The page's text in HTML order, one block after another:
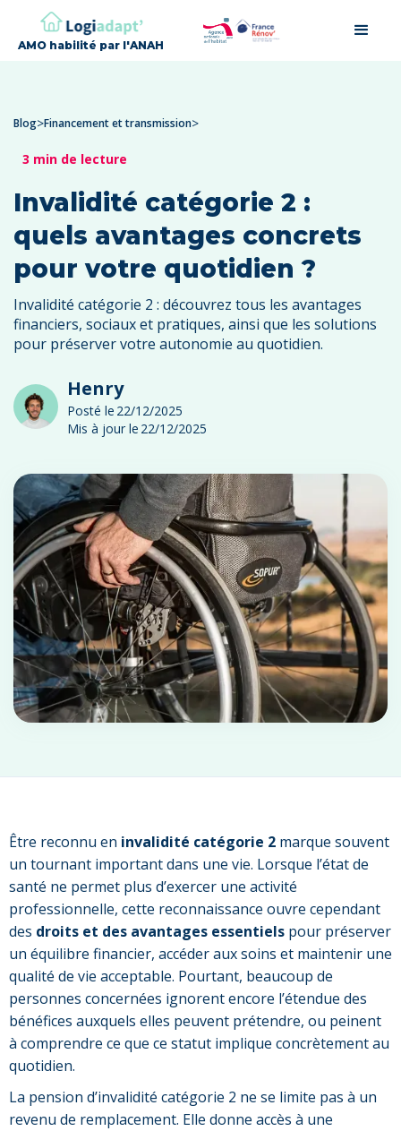
AMO habilité par l'ANAH
Blog>Financement et transmission>
3 min de lecture
Invalidité catégorie 2 :
quels avantages concrets
pour votre quotidien ?
Invalidité catégorie 2 : découvrez tous les avantages
financiers, sociaux et pratiques, ainsi que les solutions
pour préserver votre autonomie au quotidien.
Henry
Posté le 22/12/2025
Mis à jour le 22/12/2025
Être reconnu en invalidité catégorie 2 marque souvent
un tournant important dans une vie. Lorsque l’état de
santé ne permet plus d’exercer une activité
professionnelle, cette reconnaissance ouvre cependant
des droits et des avantages essentiels pour préserver
un équilibre financier, accéder aux soins et maintenir une
qualité de vie acceptable. Pourtant, beaucoup de
personnes concernées ignorent encore l’étendue des
bénéfices auxquels elles peuvent prétendre, ou peinent
à comprendre ce que ce statut implique concrètement au
quotidien.
La pension d’invalidité catégorie 2 ne se limite pas à un
revenu de remplacement. Elle donne accès à une